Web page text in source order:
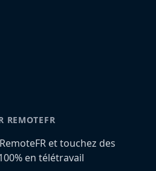
REMOTEFR
et touchez des
en télétravail